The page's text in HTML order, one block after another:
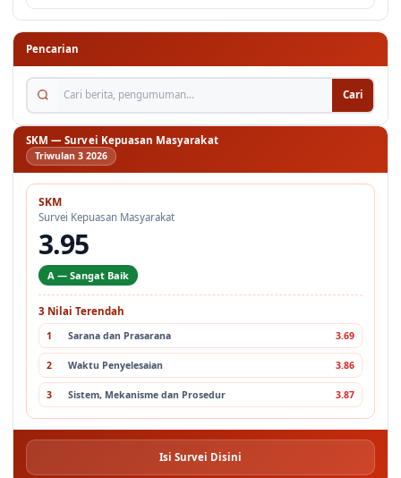
Pencarian
Cari berita, pengumuman...
Cari
SKM — Survei Kepuasan Masyarakat
Triwulan 3 2026
SKM
Survei Kepuasan Masyarakat
3.95
A — Sangat Baik
3 Nilai Terendah
1 Sarana dan Prasarana 3.69
2 Waktu Penyelesaian 3.86
3 Sistem, Mekanisme dan Prosedur 3.87
Isi Survei Disini